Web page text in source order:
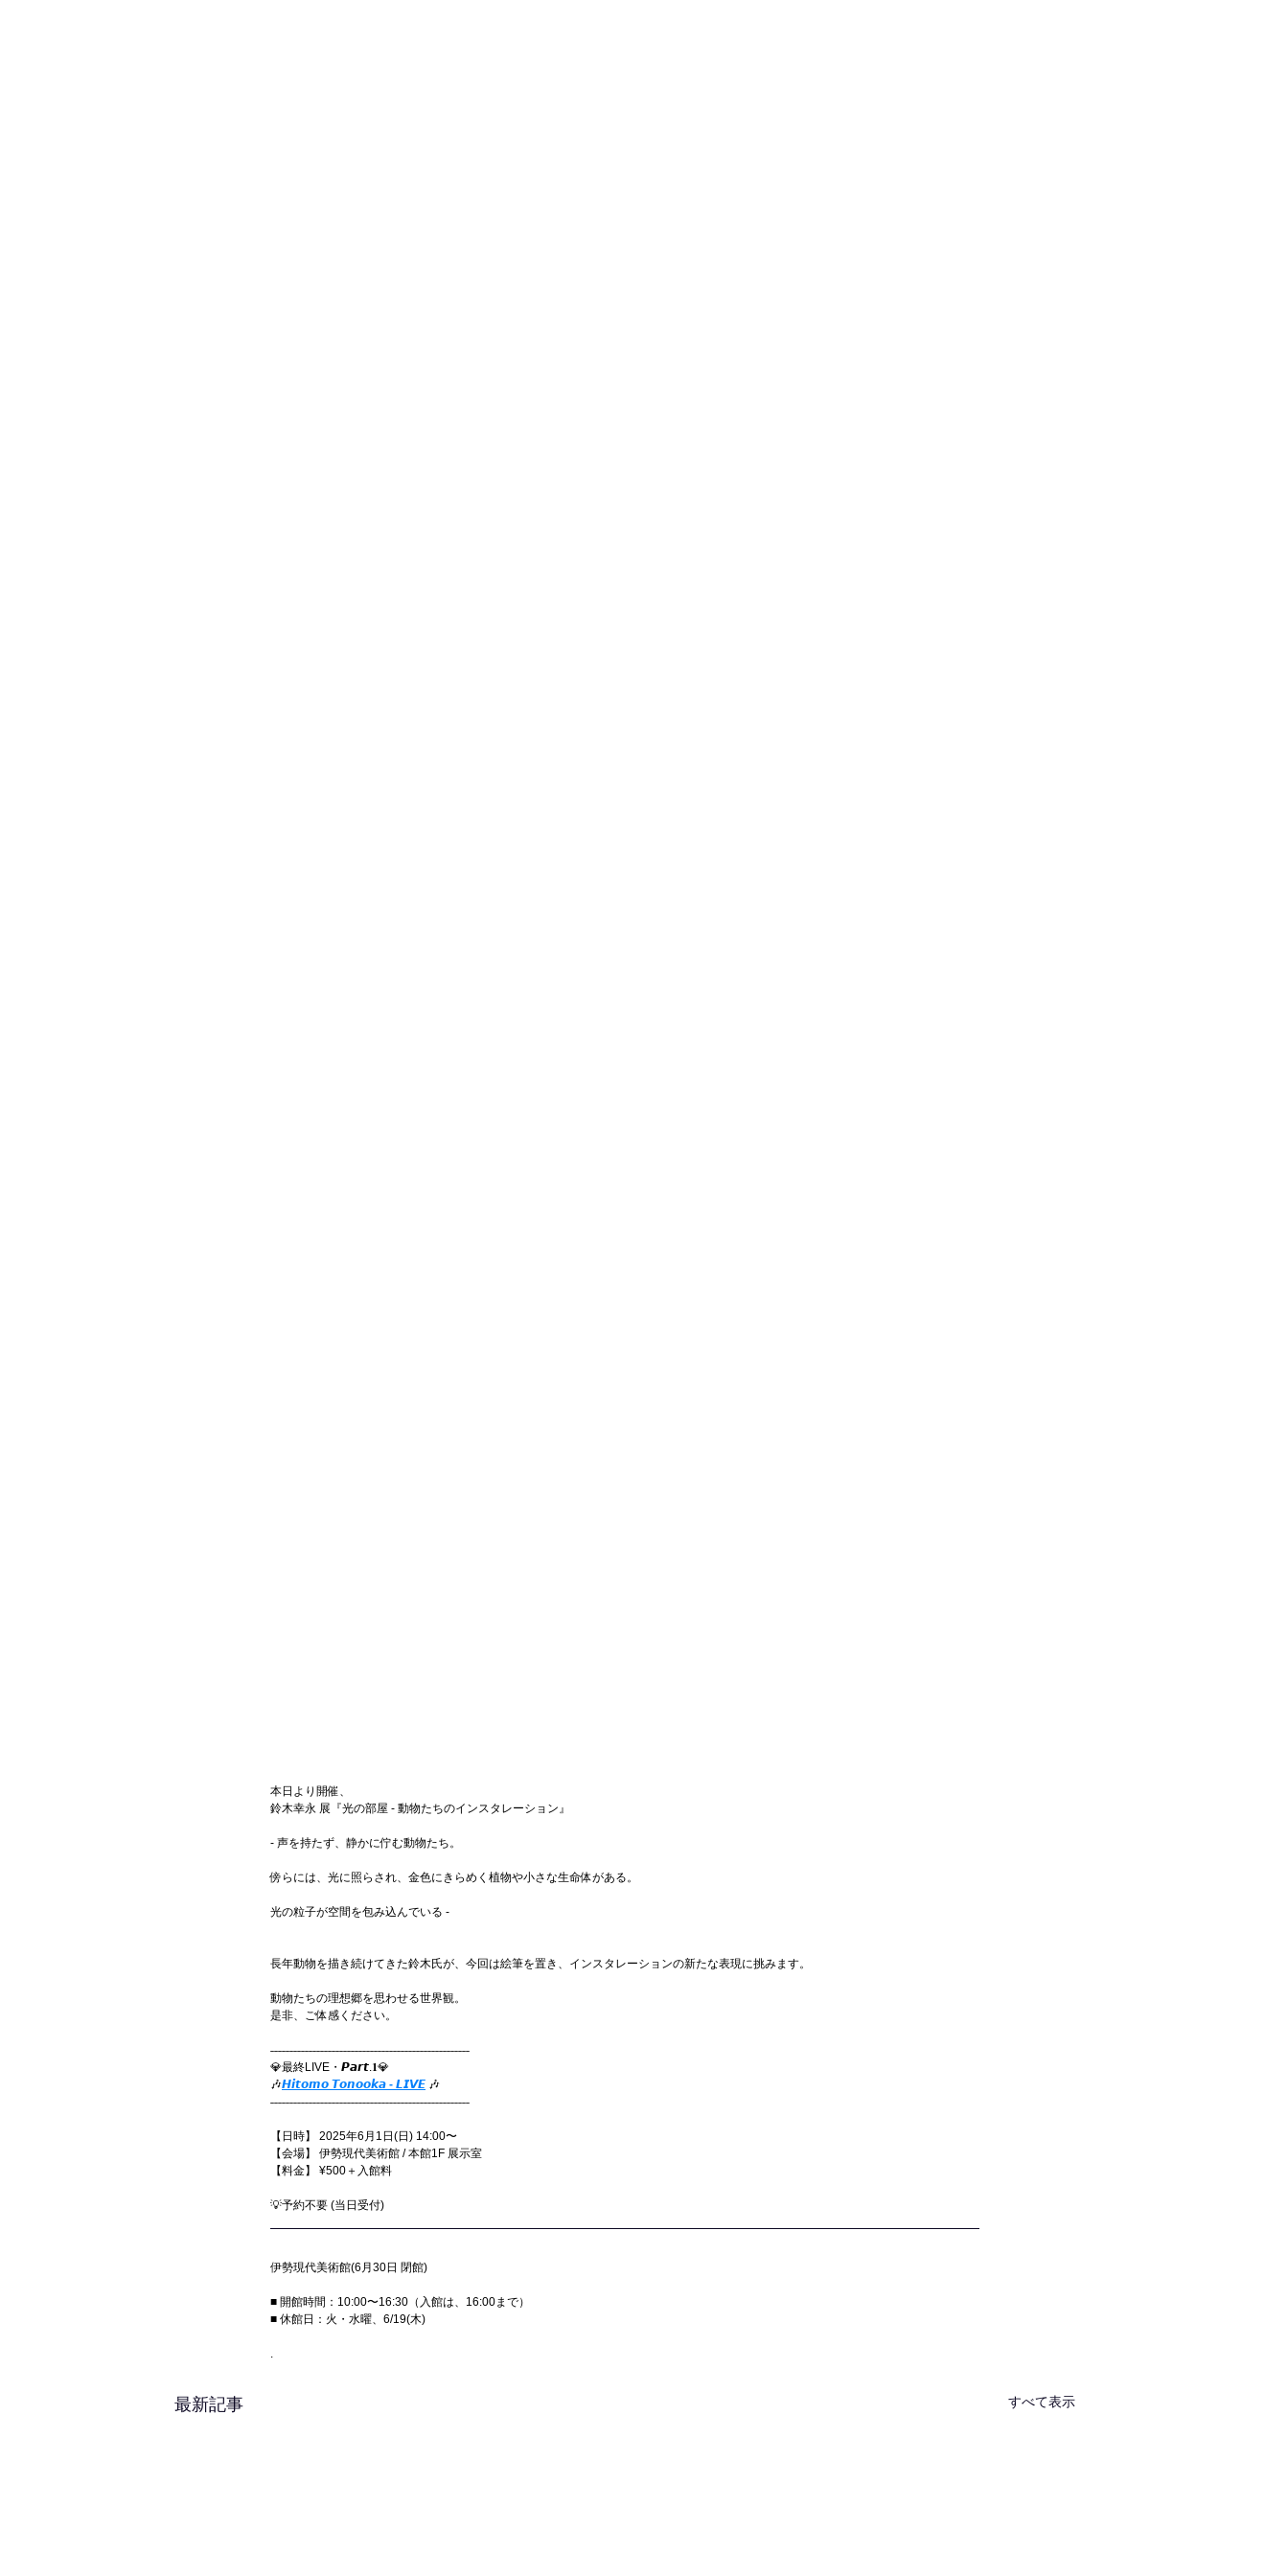
本日より開催、
鈴木幸永 展『光の部屋 - 動物たちのインスタレーション』
- 声を持たず、静かに佇む動物たち。
傍らには、光に照らされ、金色にきらめく植物や小さな生命体がある。
光の粒子が空間を包み込んでいる -
長年動物を描き続けてきた鈴木氏が、今回は絵筆を置き、インスタレーションの新たな表現に挑みます。
動物たちの理想郷を思わせる世界観。
是非、ご体感ください。
˗˗˗˗˗˗˗˗˗˗˗˗˗˗˗˗˗˗˗˗˗˗˗˗˗˗˗˗˗˗˗˗˗˗˗˗˗˗˗˗˗˗˗˗˗˗˗˗˗˗˗˗
💎最終LIVE・𝙋𝙖𝙧𝙩.𝟏💎
🎶𝙃𝙞𝙩𝙤𝙢𝙤 𝙏𝙤𝙣𝙤𝙤𝙠𝙖 - 𝙇𝙄𝙑𝙀 🎶
​˗˗˗˗˗˗˗˗˗˗˗˗˗˗˗˗˗˗˗˗˗˗˗˗˗˗˗˗˗˗˗˗˗˗˗˗˗˗˗˗˗˗˗˗˗˗˗˗˗˗˗˗
【日時】 2025年6月1日(日) 14:00〜
【会場】 伊勢現代美術館 / 本館1F 展示室
【料金】 ¥500＋入館料
💡予約不要 (当日受付)
伊勢現代美術館(6月30日 閉館)
■ 開館時間：10:00〜16:30（入館は、16:00まで）
■ 休館日：火・水曜、6/19(木)
最新記事 すべて表示